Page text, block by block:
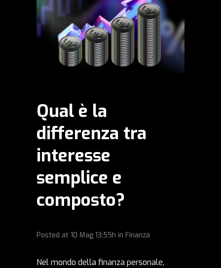
Qual è la
differenza tra
interesse
semplice e
composto?
Posted at 10 Mag 13:55h in Finanza
Nel mondo della finanza personale,